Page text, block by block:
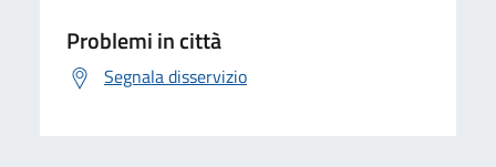
Problemi in città
Segnala disservizio